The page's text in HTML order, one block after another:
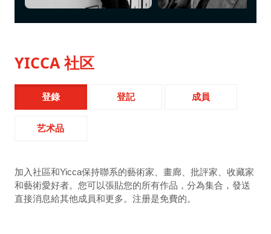
YICCA 社区
登錄 登記 成員
艺术品
加入社區和Yicca保持聯系的藝術家、畫廊、批評家、收藏家
和藝術愛好者。您可以張貼您的所有作品，分為集合，發送
直接消息給其他成員和更多。注册是免費的。